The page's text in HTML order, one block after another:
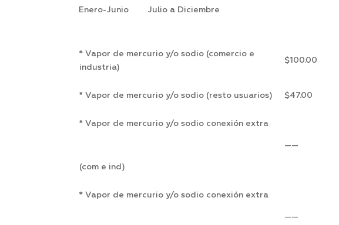
Enero-Junio Julio a Diciembre
* Vapor de mercurio y/o sodio (comercio e
industria)
$100.00
* Vapor de mercurio y/o sodio (resto usuarios) $47.00
* Vapor de mercurio y/o sodio conexión extra
(com e ind)
——
* Vapor de mercurio y/o sodio conexión extra
——